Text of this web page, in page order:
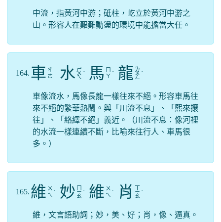
中流，指黃河中游；砥柱，屹立於黃河中游之
山。形容人在艱難動盪的環境中能擔當大任。
164. 車 ㄔ
ㄜ
水 ㄕ
ㄨ
ㄟ
ˇ 馬 ㄚ ˇ 龍 ㄌ
ㄨ
ㄥ
ˊ
車像流水，馬像長龍一樣往來不絕。形容車馬往
來不絕的繁華熱鬧。與「川流不息」、「熙來攘
往」、「絡繹不絕」義近。（川流不息：像河裡
的水流一樣連續不斷，比喻來往行人、車馬很
多。）
165. 維 ㄨ
ㄟ ˊ 妙 ㄧ
ㄠ
ˋ 維 ㄨ
ㄟ ˊ 肖 ㄧ
ㄠ
ˋ
維，文言語助詞；妙，美、好；肖，像、逼真。